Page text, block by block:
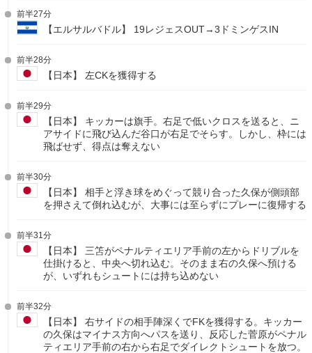
前半27分
【エルサルバドル】 19レジェスOUT→3ドミンゲスIN
前半28分
【日本】 左CKを獲得する
前半29分
【日本】 キッカーは旗手。右足で低いクロスを送ると、ニ
アサイドに飛び込んだ谷口が右足でそらす。しかし、枠には
飛ばせず、得点は奪えない
前半30分
【日本】 相手と浮き球をめぐって競り合った久保が側頭部
を押さえて倒れ込むが、大事には至らずにプレーに復帰する
前半31分
【日本】 三笘がペナルティエリア手前の左からドリブルを
仕掛けると、中央へ切れ込む。そのまま右の久保へ預ける
が、いずれもシュートには持ち込めない
前半32分
【日本】 右サイドの相手陣深くでFKを獲得する。キッカー
の久保はマイナス方向へパスを送り、反応した菅原がペナル
ティエリア手前の右から右足でダイレクトシュートを放つ。